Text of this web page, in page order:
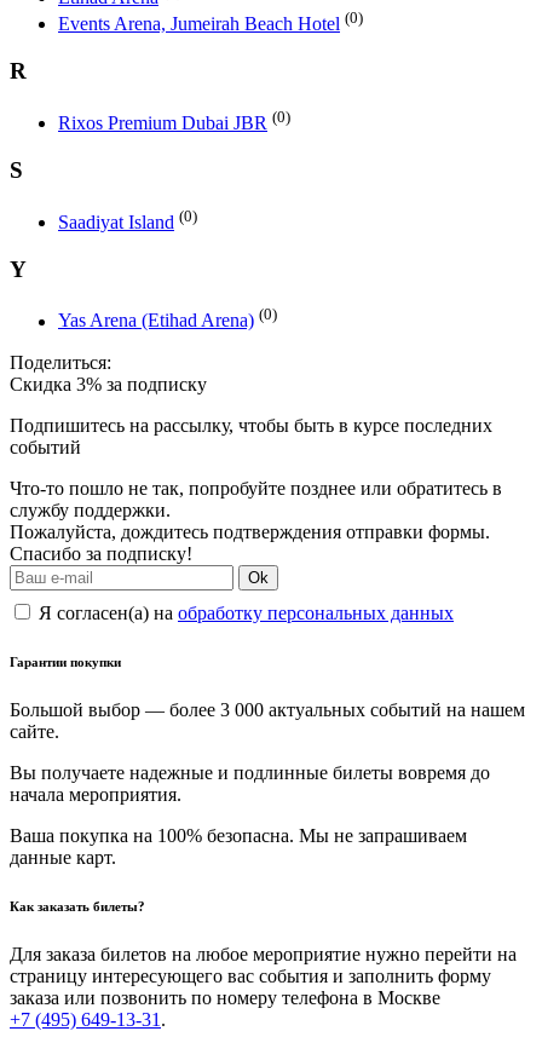
Events Arena, Jumeirah Beach Hotel (0)
R
Rixos Premium Dubai JBR (0)
S
Saadiyat Island (0)
Y
Yas Arena (Etihad Arena) (0)
Поделиться:
Скидка 3% за подписку
Подпишитесь на рассылку, чтобы быть в курсе последних
событий
Что-то пошло не так, попробуйте позднее или обратитесь в
службу поддержки.
Пожалуйста, дождитесь подтверждения отправки формы.
Спасибо за подписку!
Ok
Я согласен(а) на обработку персональных данных
Гарантии покупки
Большой выбор — более 3 000 актуальных событий на нашем
сайте.
Вы получаете надежные и подлинные билеты вовремя до
начала мероприятия.
Ваша покупка на 100% безопасна. Мы не запрашиваем
данные карт.
Как заказать билеты?
Для заказа билетов на любое мероприятие нужно перейти на
страницу интересующего вас события и заполнить форму
заказа или позвонить по номеру телефона в Москве
+7 (495) 649-13-31 .